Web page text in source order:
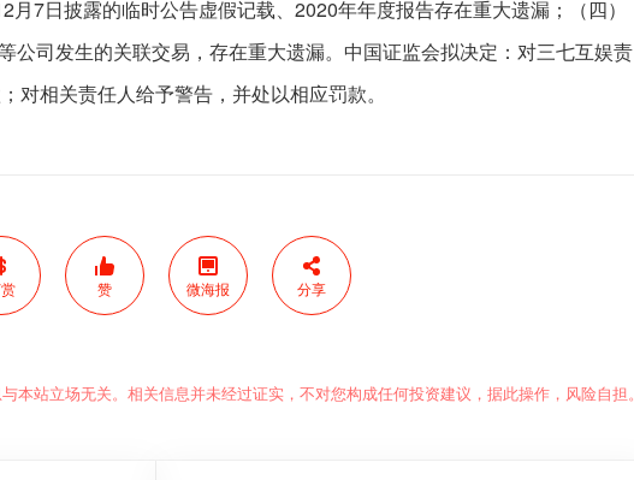
7日披露的临时公告虚假记载、2020年年度报告存在重大遗漏；（四）
公司发生的关联交易，存在重大遗漏。中国证监会拟决定：对三七互娱责
对相关责任人给予警告，并处以相应罚款。
赞 微海报 分享
本站立场无关。相关信息并未经过证实，不对您构成任何投资建议，据此操作，风险自担。